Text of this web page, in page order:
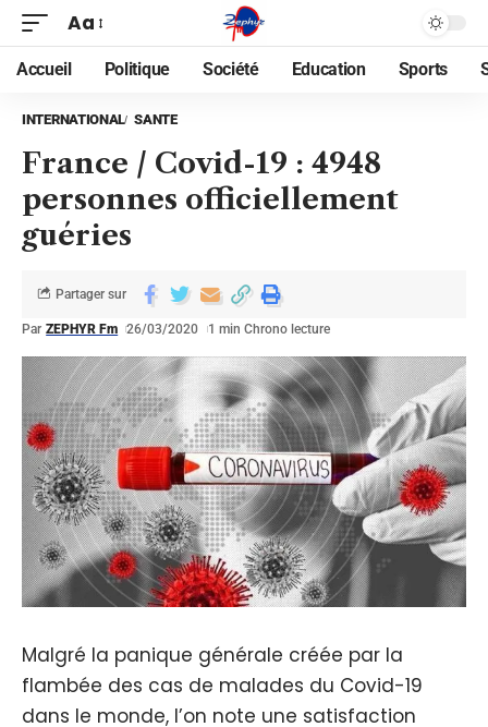
Aa
Accueil Politique Société Education Sports
INTERNATIONAL SANTE
France / Covid-19 : 4948
personnes officiellement
guéries
Par ZEPHYR Fm 26/03/2020 1 min Chrono lecture
Partager sur
Malgré la panique générale créée par la
flambée des cas de malades du Covid-19
dans le monde, l’on note une satisfaction